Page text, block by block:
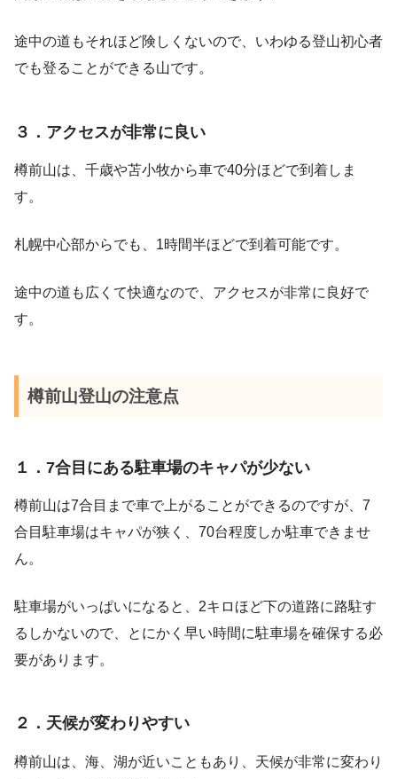
途中の道もそれほど険しくないので、いわゆる登山初心者
でも登ることができる山です。
３．アクセスが非常に良い
樽前山は、千歳や苫小牧から車で40分ほどで到着しま
す。
札幌中心部からでも、1時間半ほどで到着可能です。
途中の道も広くて快適なので、アクセスが非常に良好で
す。
樽前山登山の注意点
１．7合目にある駐車場のキャパが少ない
樽前山は7合目まで車で上がることができるのですが、7
合目駐車場はキャパが狭く、70台程度しか駐車できませ
ん。
駐車場がいっぱいになると、2キロほど下の道路に路駐す
るしかないので、とにかく早い時間に駐車場を確保する必
要があります。
２．天候が変わりやすい
樽前山は、海、湖が近いこともあり、天候が非常に変わり